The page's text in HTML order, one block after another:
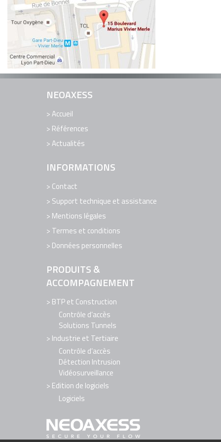
EDITION DE LOGICIELS
LOGICIELS
RÉFÉRENCES
ACTUALITÉS
SUPPORT TECHNIQUE ET ASSISTANCE
NEOAXESS
Accueil
Références
Actualités
INFORMATIONS
Contact
Support technique et assistance
Mentions légales
Termes et conditions
Données personnelles
PRODUITS &
ACCOMPAGNEMENT
BTP et Construction
Contrôle d’accès
Solutions Tunnels
Industrie et Tertiaire
Contrôle d’accès
Détection Intrusion
Vidéosurveillance
Edition de logiciels
Logiciels